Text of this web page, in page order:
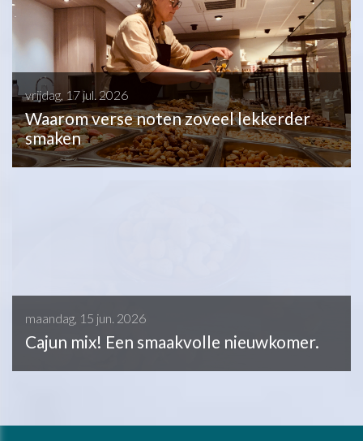
vrijdag, 17 jul. 2026
Waarom verse noten zoveel lekkerder
smaken
maandag, 15 jun. 2026
Cajun mix! Een smaakvolle nieuwkomer.